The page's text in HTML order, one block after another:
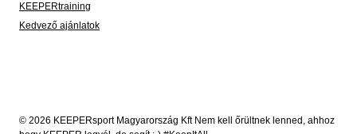
KEEPERtraining
Kedvező ajánlatok
© 2026 KEEPERsport Magyarország Kft Nem kell őrültnek lenned, ahhoz